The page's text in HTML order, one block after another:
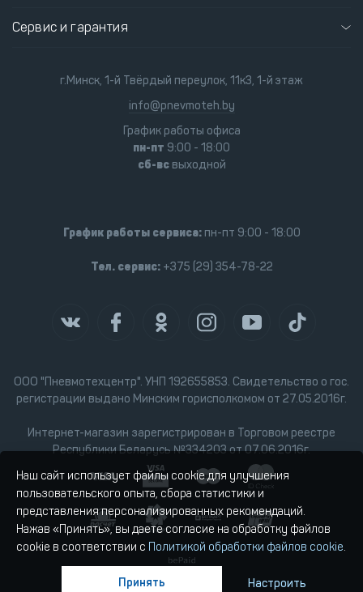
Сервис и гарантия
ООО "Пневмотехцентр". УНП 192655853. Свидетельство о гос.
регистрации выдано Минским горисполкомом от 27.05.2016г.
Интернет-магазин зарегистрирован в Торговом реестре
Республики Беларусь №334203 от 07.06.2016г.
г.Минск, 1-й Твёрдый переулок, 11к3, 1-й этаж
info@pnevmoteh.by
График работы офиса
пн-пт 9:00 - 18:00
сб-всвыходной
График работы сервиса:пн-пт 9:00 - 18:00
Тел. сервис:+375 (29) 354-78-22
Наш сайт использует файлы cookie для улучшения
пользовательского опыта, сбора статистики и
представления персонализированных рекомендаций.
Нажав «Принять», вы даете согласие на обработку файлов
cookie в соответствии с Политикой обработки файлов cookie.
Настроить
Принять